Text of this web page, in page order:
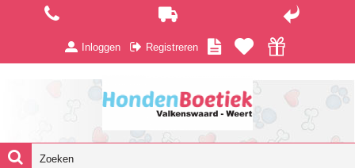
Inloggen Registreren